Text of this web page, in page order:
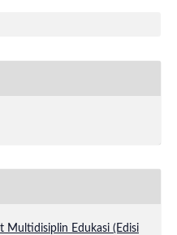
Multidisiplin Edukasi (Edisi